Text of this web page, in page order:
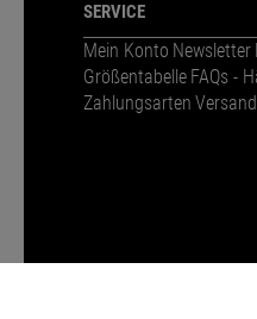
SERVICE
Mein Konto Newsletter
Größentabelle FAQs -
Zahlungsarten